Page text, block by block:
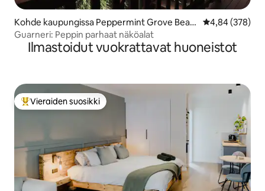
Kohde kaupungissa Peppermint Grove Beac
h
4,84 (378)
Guarneri: Peppin parhaat näköalat
Ilmastoidut vuokrattavat huoneistot
Vieraiden suosikkien parhaimmistoa
Vieraiden suosikki